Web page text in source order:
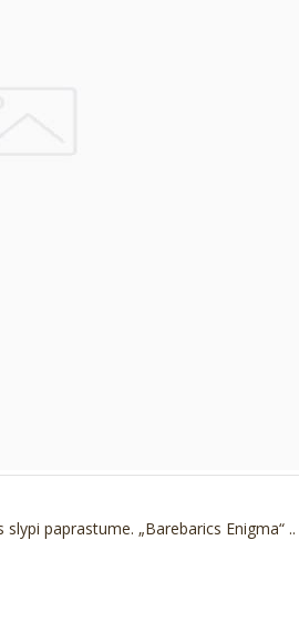
paprastume. „Barebarics Enigma“ ..